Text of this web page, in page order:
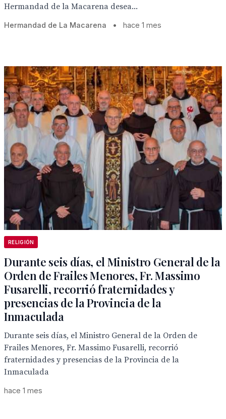
Hermandad de la Macarena desea...
Hermandad de La Macarena • hace 1 mes
RELIGIÓN
Durante seis días, el Ministro General de la
Orden de Frailes Menores, Fr. Massimo
Fusarelli, recorrió fraternidades y
presencias de la Provincia de la
Inmaculada
Durante seis días, el Ministro General de la Orden de
Frailes Menores, Fr. Massimo Fusarelli, recorrió
fraternidades y presencias de la Provincia de la
Inmaculada
hace 1 mes